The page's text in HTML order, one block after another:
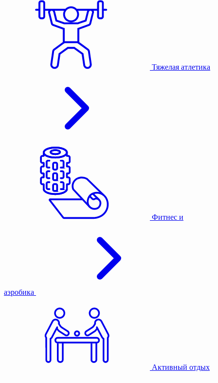
Тяжелая атлетика
Фитнес и
аэробика
Активный отдых